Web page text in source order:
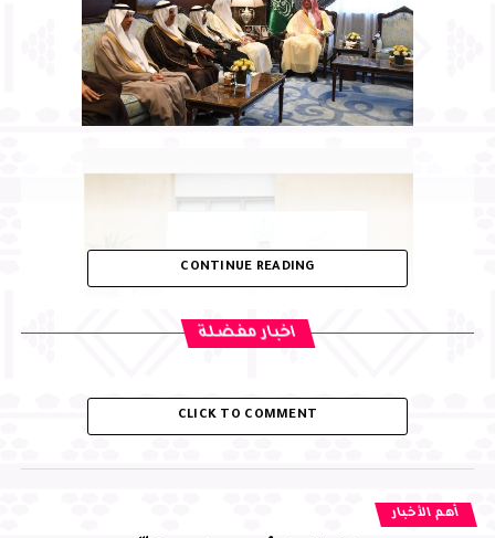
CONTINUE READING
اخبار مفضلة
CLICK TO COMMENT
أهم الأخبار